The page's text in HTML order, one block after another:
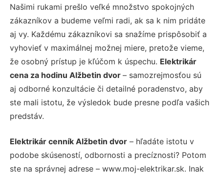
Našimi rukami prešlo veľké množstvo spokojných
zákazníkov a budeme veľmi radi, ak sa k nim pridáte
aj vy. Každému zákazníkovi sa snažíme prispôsobiť a
vyhovieť v maximálnej možnej miere, pretože vieme,
že osobný prístup je kľúčom k úspechu. Elektrikár
cena za hodinu Alžbetin dvor – samozrejmosťou sú
aj odborné konzultácie či detailné poradenstvo, aby
ste mali istotu, že výsledok bude presne podľa vašich
predstáv.
Elektrikár cenník Alžbetin dvor – hľadáte istotu v
podobe skúseností, odbornosti a precíznosti? Potom
ste na správnej adrese – www.moj-elektrikar.sk. Inak